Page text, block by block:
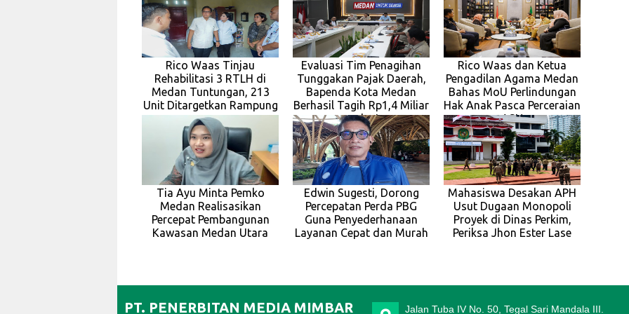
Rico Waas Tinjau
Rehabilitasi 3 RTLH di
Medan Tuntungan, 213
Unit Ditargetkan Rampung
Evaluasi Tim Penagihan
Tunggakan Pajak Daerah,
Bapenda Kota Medan
Berhasil Tagih Rp1,4 Miliar
pada J
Rico Waas dan Ketua
Pengadilan Agama Medan
Bahas MoU Perlindungan
Hak Anak Pasca Perceraian
ASN
Tia Ayu Minta Pemko
Medan Realisasikan
Percepat Pembangunan
Kawasan Medan Utara
Edwin Sugesti, Dorong
Percepatan Perda PBG
Guna Penyederhanaan
Layanan Cepat dan Murah
Mahasiswa Desakan APH
Usut Dugaan Monopoli
Proyek di Dinas Perkim,
Periksa Jhon Ester Lase
PT. PENERBITAN MEDIA MIMBAR Jalan Tuba IV No. 50, Tegal Sari Mandala III.